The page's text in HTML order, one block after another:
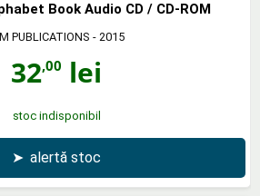
Book Audio CD / CD-ROM
PUBLICATIONS - 2015
32,00 lei
stoc indisponibil
➤ alertă stoc